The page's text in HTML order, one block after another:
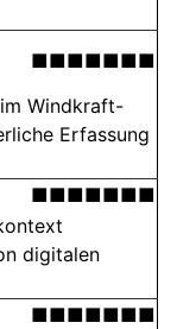
■■■■■■■
Windkraft-
Erfassung
■■■■■■■
digitalen
■■■■■■■